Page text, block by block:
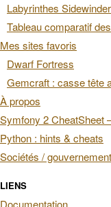
Labyrinthes Sidewinder
Tableau comparatif
Mes sites favoris
Dwarf Fortress
Gemcraft : casse tête
À propos
Symfony 2 CheatSheet
Python : hints & cheats
Sociétés /
LIENS
Documentation